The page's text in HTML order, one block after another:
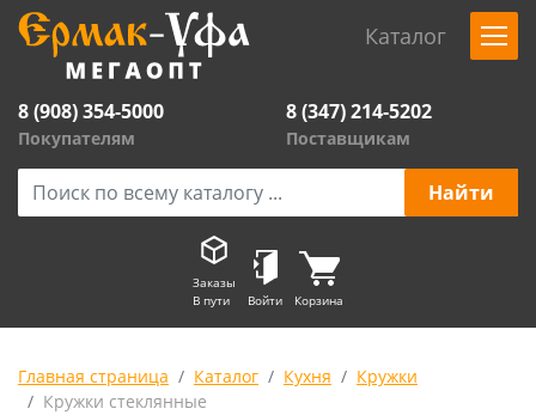
Каталог
8 (908) 354-5000
Покупателям
8 (347) 214-5202
Поставщикам
Заказы
В пути
Войти Корзина
Главная страница Каталог Кухня
Кружки
Кружки стеклянные